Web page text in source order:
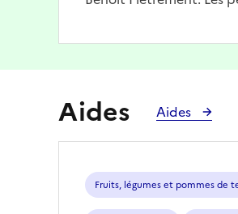
Aides Aides
Fruits, légumes et pommes de